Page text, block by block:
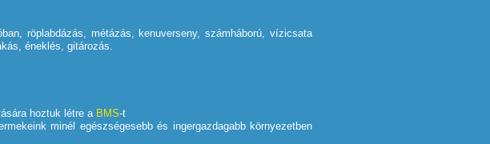
röplabdázás, métázás, kenuverseny, számháború, vízicsata
éneklés, gitározás.
hoztuk létre a BMS-t
minél egészségesebb és ingergazdagabb környezetben